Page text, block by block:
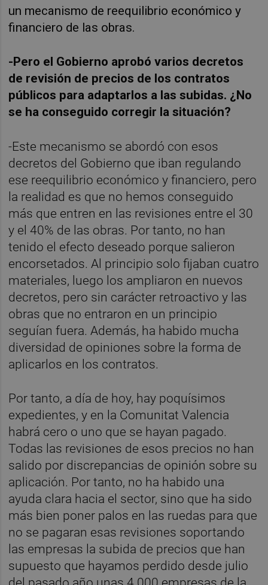
un mecanismo de reequilibrio económico y
financiero de las obras.
-Pero el Gobierno aprobó varios decretos
de revisión de precios de los contratos
públicos para adaptarlos a las subidas. ¿No
se ha conseguido corregir la situación?
-Este mecanismo se abordó con esos
decretos del Gobierno que iban regulando
ese reequilibrio económico y financiero, pero
la realidad es que no hemos conseguido
más que entren en las revisiones entre el 30
y el 40% de las obras. Por tanto, no han
tenido el efecto deseado porque salieron
encorsetados. Al principio solo fijaban cuatro
materiales, luego los ampliaron en nuevos
decretos, pero sin carácter retroactivo y las
obras que no entraron en un principio
seguían fuera. Además, ha habido mucha
diversidad de opiniones sobre la forma de
aplicarlos en los contratos.
Por tanto, a día de hoy, hay poquísimos
expedientes, y en la Comunitat Valencia
habrá cero o uno que se hayan pagado.
Todas las revisiones de esos precios no han
salido por discrepancias de opinión sobre su
aplicación. Por tanto, no ha habido una
ayuda clara hacia el sector, sino que ha sido
más bien poner palos en las ruedas para que
no se pagaran esas revisiones soportando
las empresas la subida de precios que han
supuesto que hayamos perdido desde julio